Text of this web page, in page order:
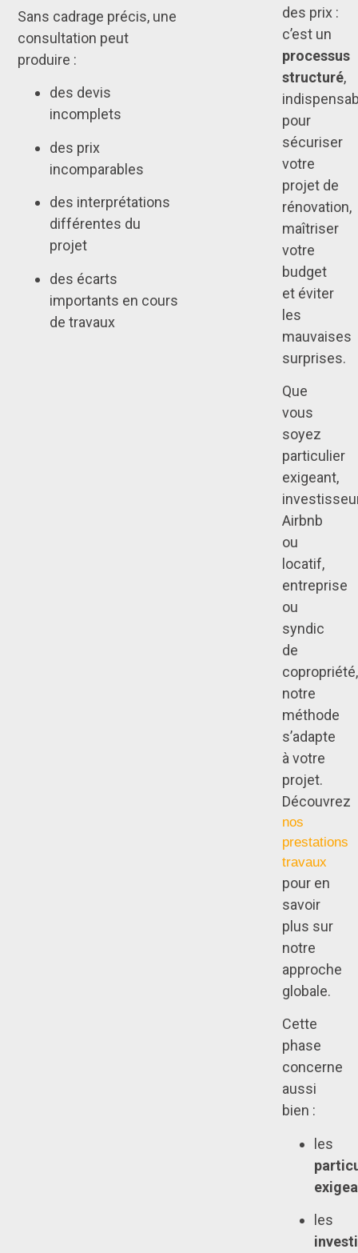
Sans cadrage précis, une
consultation peut
produire :
des devis
incomplets
des prix
incomparables
des interprétations
différentes du
projet
des écarts
importants en cours
de travaux
des prix :
c’est un
processus
structuré,
pour
sécuriser
votre
projet de
rénovation,
maîtriser
votre
budget
et éviter
les
mauvaises
surprises.
Que
vous
soyez
particulier
exigeant,
Airbnb
ou
locatif,
entreprise
ou
syndic
de
copropriété,
notre
méthode
s’adapte
à votre
projet.
Découvrez
nos
prestations
travaux
pour en
savoir
plus sur
notre
approche
globale.
Cette
phase
concerne
aussi
bien :
les
les